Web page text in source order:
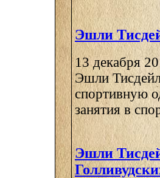
Эшли
13 декабря
Эшли
спортивную
занятия в
Эшли